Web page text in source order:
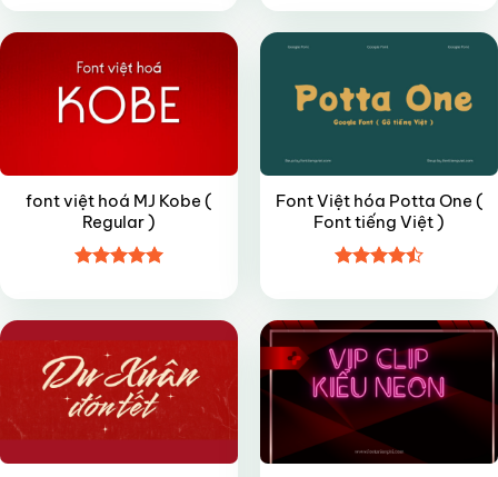
hạng4.5
5 sao
hạng4.85
sao
font việt hoá MJ Kobe (
Regular )
hạng4.95
5 sao
Font Việt hóa Potta One (
Font tiếng Việt )
hạng4.5
5 sao